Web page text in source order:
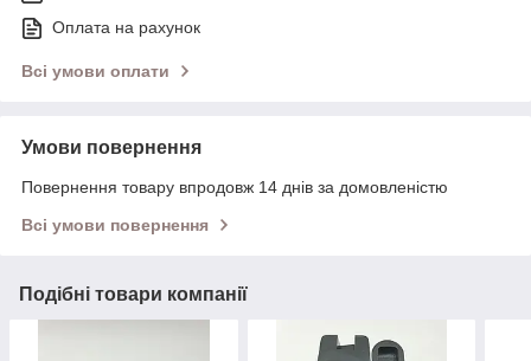
Оплата на рахунок
Всі умови оплати
Умови повернення
Повернення товару впродовж 14 днів за домовленістю
Всі умови повернення
Подібні товари компанії